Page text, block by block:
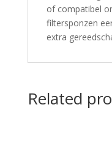
of compatibel
filtersponzen
extra
Related